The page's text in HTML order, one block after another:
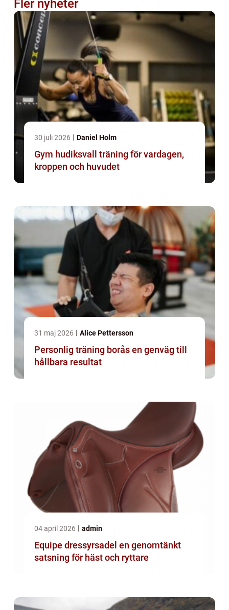
Fler nyheter
30 juli 2026 Daniel Holm
Gym hudiksvall träning för vardagen,
kroppen och huvudet
31 maj 2026 Alice Pettersson
Personlig träning borås en genväg till
hållbara resultat
04 april 2026 admin
Equipe dressyrsadel en genomtänkt
satsning för häst och ryttare